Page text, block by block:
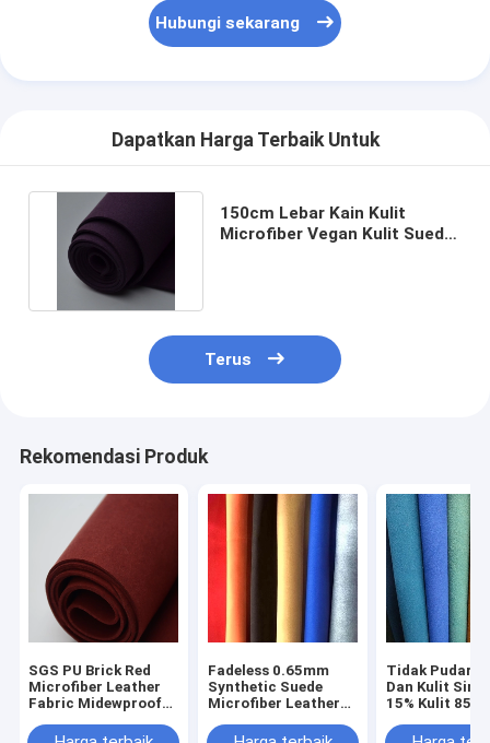
Hubungi sekarang
Dapatkan Harga Terbaik Untuk
150cm Lebar Kain Kulit
Microfiber Vegan Kulit Suede
Terus
Rekomendasi Produk
SGS PU Brick Red
Microfiber Leather
Fabric Midewproof
Furnitur
Fadeless 0.65mm
Synthetic Suede
Microfiber Leather
Tidak Pudar
Dan Kulit
15% Kulit 85%